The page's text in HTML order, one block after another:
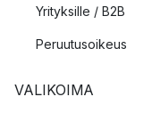
Yrityksille / B2B
Peruutusoikeus
VALIKOIMA